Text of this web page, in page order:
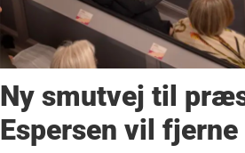
Ny smutvej til
Espersen vil